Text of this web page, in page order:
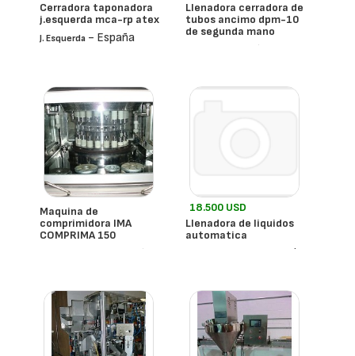
Cerradora taponadora
j.esquerda mca-rp atex
J. Esquerda - España
Llenadora cerradora de
tubos ancimo dpm-10
de segunda mano
- España
Maquina de
comprimidora IMA
COMPRIMA 150
- España
18.500 USD
Llenadora de liquidos
automatica
- Estados